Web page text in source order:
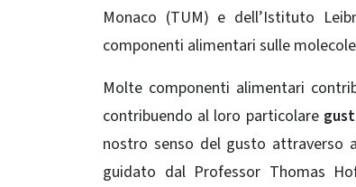
Monaco (TUM) e dell’Istituto
componenti alimentari sulle
Molte componenti alimentari
contribuendo al loro particolare
nostro senso del gusto attraverso
guidato dal Professor Thomas